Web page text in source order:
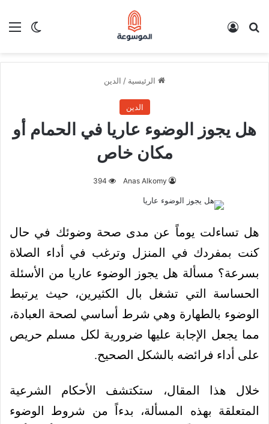
الوضع بحث عن
الرئيسية / الدين
الدين
هل يجوز الوضوء عاريا في الحمام أو
مكان خاص
Anas Alkomy
394
هل تساءلت يوماً عن مدى صحة وضوئك في حال
كنت بمفردك في المنزل وترغب في أداء الصلاة
بسرعة؟ مسألة هل يجوز الوضوء عاريا من الأسئلة
الحساسة التي تشغل بال الكثيرين، حيث يرتبط
الوضوء بالطهارة وهي شرط أساسي لصحة العبادة،
مما يجعل الإجابة عليها ضرورية لكل مسلم حريص
على أداء فرائضه بالشكل الصحيح.
خلال هذا المقال، ستكتشف الأحكام الشرعية
المتعلقة بهذه المسألة، بدءاً من شروط الوضوء